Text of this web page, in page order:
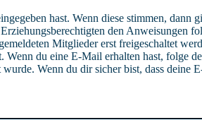
hast. Wenn diese stimmen, dann
den Anweisungen
Mitglieder erst freigeschaltet
du eine E-Mail erhalten hast, folge
Wenn du dir sicher bist, dass deine